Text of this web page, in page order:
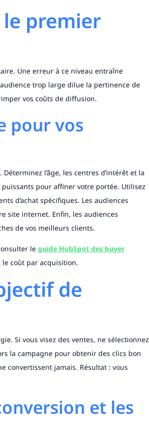
le premier
Une erreur à ce niveau entraîne
trop large dilue la pertinence de
vos coûts de diffusion.
pour vos
l’âge, les centres d’intérêt et la
pour affiner votre portée. Utilisez
d’achat spécifiques. Les audiences
site internet. Enfin, les audiences
de vos meilleurs clients.
leguide HubSpot des buyer
coût par acquisition.
de
Si vous visez des ventes, ne sélectionnez
la campagne pour obtenir des clics bon
convertissent jamais. Résultat : vous
et les